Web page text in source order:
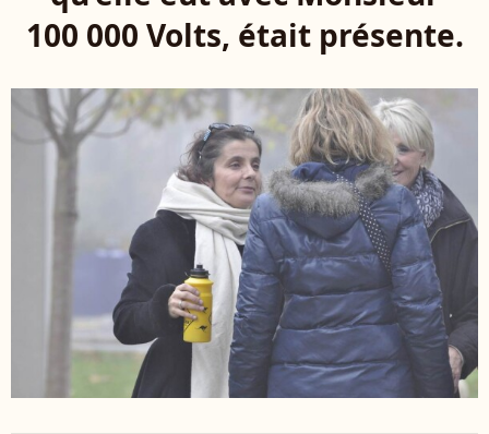
100 000 Volts, était présente.